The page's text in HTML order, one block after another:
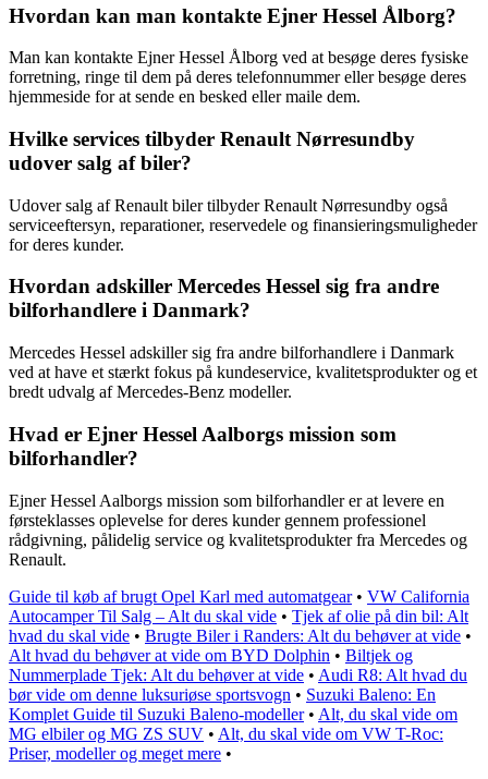
Hvordan kan man kontakte Ejner Hessel Ålborg?
Man kan kontakte Ejner Hessel Ålborg ved at besøge deres fysiske
forretning, ringe til dem på deres telefonnummer eller besøge deres
hjemmeside for at sende en besked eller maile dem.
Hvilke services tilbyder Renault Nørresundby
udover salg af biler?
Udover salg af Renault biler tilbyder Renault Nørresundby også
serviceeftersyn, reparationer, reservedele og finansieringsmuligheder
for deres kunder.
Hvordan adskiller Mercedes Hessel sig fra andre
bilforhandlere i Danmark?
Mercedes Hessel adskiller sig fra andre bilforhandlere i Danmark
ved at have et stærkt fokus på kundeservice, kvalitetsprodukter og et
bredt udvalg af Mercedes-Benz modeller.
Hvad er Ejner Hessel Aalborgs mission som
bilforhandler?
Ejner Hessel Aalborgs mission som bilforhandler er at levere en
førsteklasses oplevelse for deres kunder gennem professionel
rådgivning, pålidelig service og kvalitetsprodukter fra Mercedes og
Renault.
Guide til køb af brugt Opel Karl med automatgear• VW California
Autocamper Til Salg – Alt du skal vide • Tjek af olie på din bil: Alt
hvad du skal vide • Brugte Biler i Randers: Alt du behøver at vide •
Alt hvad du behøver at vide om BYD Dolphin • Biltjek og
Nummerplade Tjek: Alt du behøver at vide • Audi R8: Alt hvad du
bør vide om denne luksuriøse sportsvogn • Suzuki Baleno: En
Komplet Guide til Suzuki Baleno-modeller• Alt, du skal vide om
MG elbiler og MG ZS SUV • Alt, du skal vide om VW T-Roc:
Priser, modeller og meget mere •